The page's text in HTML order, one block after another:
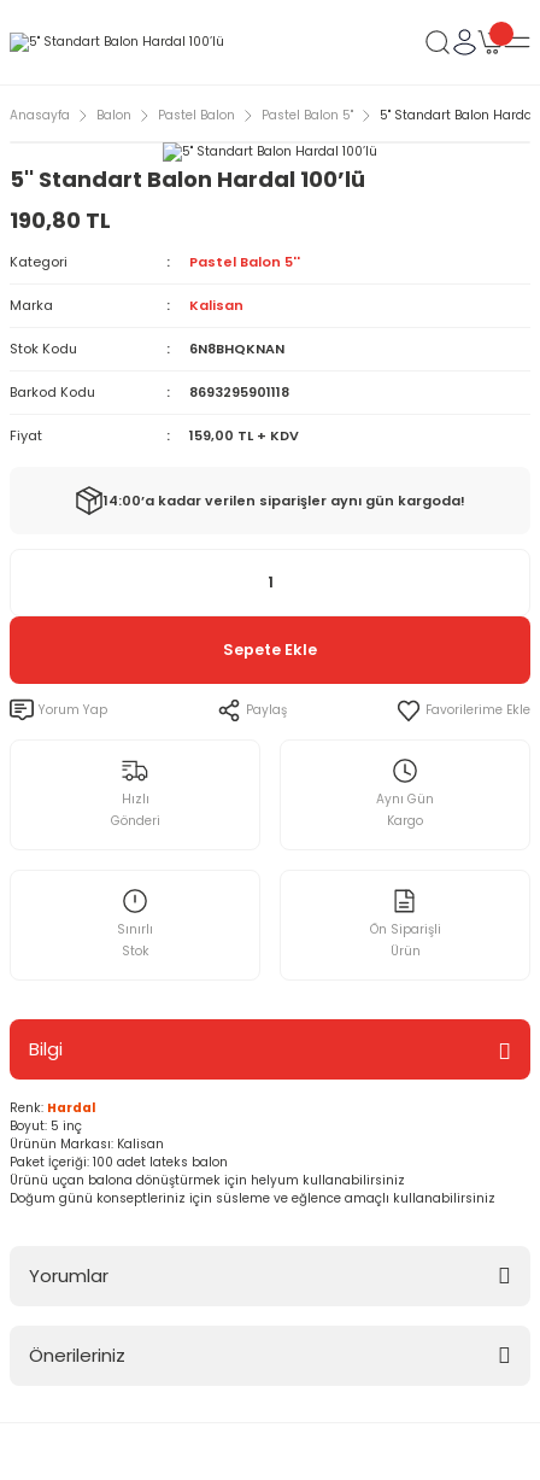
Anasayfa Balon Pastel Balon Pastel Balon 5'' 5'' Standart Balon Hardal
5'' Standart Balon Hardal 100’lü
190,80 TL
Kategori Pastel Balon 5''
Marka Kalisan
Stok Kodu 6N8BHQKNAN
Barkod Kodu 8693295901118
Fiyat 159,00 TL + KDV
14:00’a kadar verilen siparişler aynı gün kargoda!
Sepete Ekle
Yorum Yap Paylaş
Hızlı
Gönderi
Aynı Gün
Kargo
Sınırlı
Stok
Ön Siparişli
Ürün
Bilgi
Renk: Hardal
Boyut: 5 inç
Ürünün Markası: Kalisan
Paket İçeriği: 100 adet lateks balon
Ürünü uçan balona dönüştürmek için helyum kullanabilirsiniz
Doğum günü konseptleriniz için süsleme ve eğlence amaçlı kullanabilirsiniz
Yorumlar
Önerileriniz